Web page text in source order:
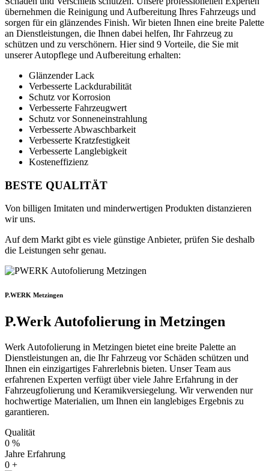
übernehmen die Reinigung und Aufbereitung Ihres Fahrzeugs und
sorgen fürein glänzendes Finish. Wirbieten Ihnen eine breite Palette
an Dienstleistungen, die Ihnen dabei helfen, IhrFahrzeug zu
schützen und zu verschönern. Hiersind 9 Vorteile, die Sie mit
unsererAutopflege und Aufbereitung erhalten:
Glänzender Lack
Verbesserte Lackdurabilität
Schutz vor Korrosion
Verbesserte Fahrzeugwert
Schutz vor Sonneneinstrahlung
Verbesserte Abwaschbarkeit
Verbesserte Kratzfestigkeit
Verbesserte Langlebigkeit
Kosteneffizienz
BESTE QUALITÄT
Von billigen Imitaten und minderwertigen Produkten distanzieren
wir uns.
Auf dem Markt gibt es viele günstige Anbieter, prüfen Sie deshalb
die Leistungen sehr genau.
P.WERK Metzingen
P.Werk Autofolierung in Metzingen
Werk Autofolierung in Metzingen bietet eine breite Palette an
Dienstleistungen an, die IhrFahrzeug vorSchäden schützen und
Ihnen ein einzigartiges Fahrerlebnis bieten. UnserTeam aus
erfahrenen Experten verfügt überviele Jahre Erfahrung in der
Fahrzeugfolierung und Keramikversiegelung. Wirverwenden nur
hochwertige Materialien, um Ihnen ein langlebiges Ergebnis zu
garantieren.
Qualität
0 %
Jahre Erfahrung
0 +